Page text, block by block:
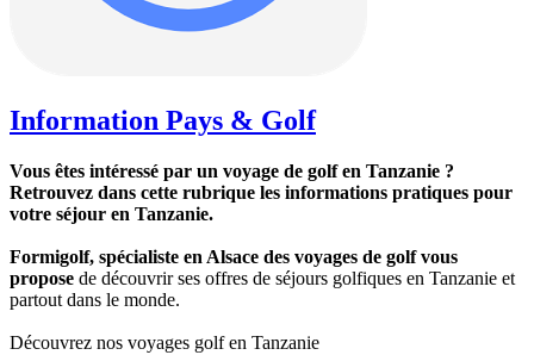
Information Pays & Golf
Vous êtes intéressé par un voyage de golf en Tanzanie ?
Retrouvez dans cette rubrique les informations pratiques pour
votre séjour en Tanzanie.
Formigolf, spécialiste en Alsace des voyages de golf vous
propose de découvrir ses offres de séjours golfiques en Tanzanie et
partout dans le monde.
Découvrez nos voyages golf en Tanzanie